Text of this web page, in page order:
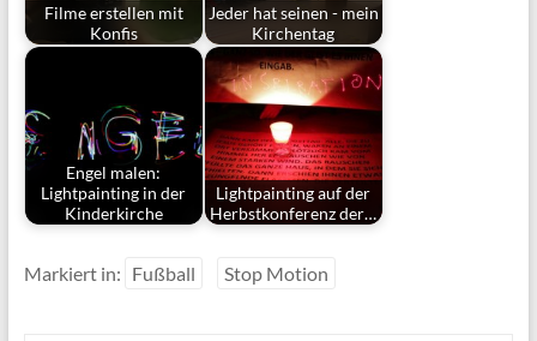
Filme erstellen mit
Konfis
Jeder hat seinen - mein
Kirchentag
Engel malen:
Lightpainting in der
Kinderkirche
Lightpainting auf der
Herbstkonferenz der…
Markiert in: Fußball Stop Motion